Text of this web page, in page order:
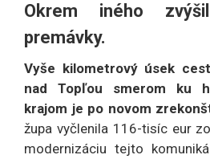
Okrem iného
premávky.
Vyše kilometrový úsek
nad Topľou smerom ku
krajom je po novom
župa vyčlenila 116-tisíc eur
modernizáciu tejto